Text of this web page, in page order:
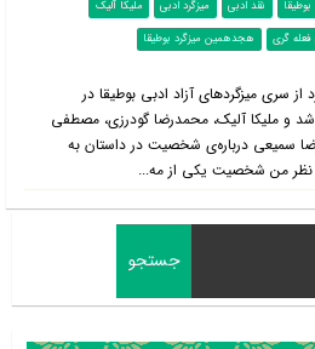
بوطیقا نقد ادبی میزگرد ادبی
ملیکا آلیک
گری هجدهمین میزگرد بوطیقا
سری میزگردهای آزاد ادبی بوطیقا در
و ملیکا آلیک، محمدرضا گودرزی، مصطفی
سمیعی درباره‌ی شخصیت در داستان به
نظر من شخصیت یکی از مه...